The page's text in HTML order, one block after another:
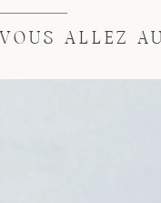
VOUS ALLEZ